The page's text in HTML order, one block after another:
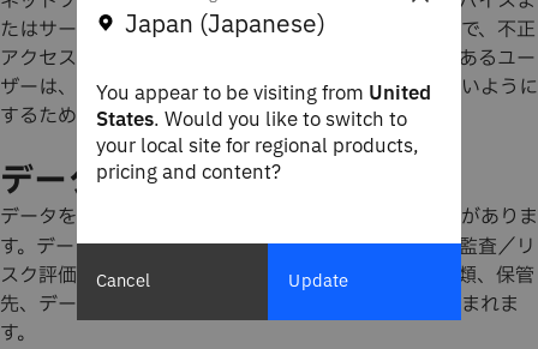
たはサーバーに保存されているとき（保存中）の両方で、不正
アクセスから保護するのに役立ちます。通常、権限のあるユー
ザーは、機密データがほとんど常に安全で判読できないように
するために、必要な場合にのみ復号化を実行します。
データ・リスク管理
データを保護するには、組織はまずリスクを知る必要がありま
す。データ・リスク管理には、組織のデータの完全な監査／リ
スク評価を実施して、組織が保有しているデータの種類、保管
先、データにアクセスできる個人を把握することが含まれま
す。
Japan (Japanese)
You appear to be visiting from United
States. Would you like to switch to
your local site for regional products,
pricing and content?
Cancel Update